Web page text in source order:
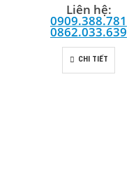
Liên hệ:
0909.388.781
0862.033.639
CHI TIẾT